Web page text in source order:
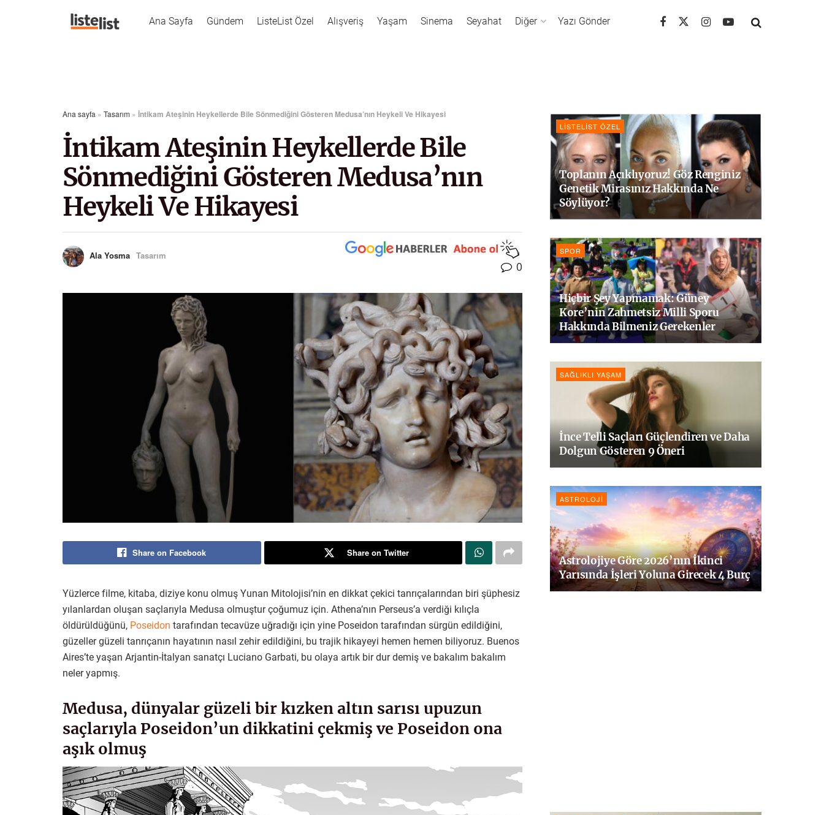
Ana Sayfa Gündem ListeList Özel Alışveriş Yaşam Sinema Seyahat Diğer Yazı Gönder
Ana sayfa » Tasarım » İntikam Ateşinin Heykellerde Bile Sönmediğini Gösteren Medusa’nın Heykeli Ve Hikayesi
İntikam Ateşinin Heykellerde Bile
Sönmediğini Gösteren Medusa’nın
Heykeli Ve Hikayesi
Ala Yosma Tasarım
0
Share on Facebook Share on Twitter
Yüzlerce filme, kitaba, diziye konu olmuş Yunan Mitolojisi’nin en dikkat çekici tanrıçalarından biri şüphesiz
yılanlardan oluşan saçlarıyla Medusa olmuştur çoğumuz için. Athena’nın Perseus’a verdiği kılıçla
öldürüldüğünü, Poseidon tarafından tecavüze uğradığı için yine Poseidon tarafından sürgün edildiğini,
güzeller güzeli tanrıçanın hayatının nasıl zehir edildiğini, bu trajik hikayeyi hemen hemen biliyoruz. Buenos
Aires’te yaşan Arjantin-İtalyan sanatçı Luciano Garbati, bu olaya artık bir dur demiş ve bakalım bakalım
neler yapmış.
Medusa, dünyalar güzeli bir kızken altın sarısı upuzun
saçlarıyla Poseidon’un dikkatini çekmiş ve Poseidon ona
aşık olmuş
LISTELIST ÖZEL
Toplanın Açıklıyoruz! Göz Renginiz
Genetik Mirasınız Hakkında Ne
Söylüyor?
SPOR
Hiçbir Şey Yapmamak: Güney
Kore’nin Zahmetsiz Milli Sporu
Hakkında Bilmeniz Gerekenler
SAĞLIKLI YAŞAM
İnce Telli Saçları Güçlendiren ve Daha
Dolgun Gösteren 9 Öneri
ASTROLOJI
Astrolojiye Göre 2026’nın İkinci
Yarısında İşleri Yoluna Girecek 4 Burç